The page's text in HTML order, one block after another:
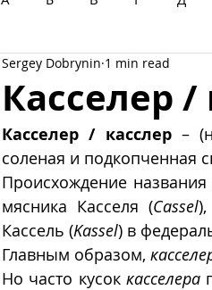
У Ф Х
Касселер /
Sergey Dobrynin 1 min read
Касселер / касслер –
соленая и подкопченная
Происхождение
мясника Касселя (Cassel
Кассель (Kassel) в
Главным образом,
Но часто кусок касселера